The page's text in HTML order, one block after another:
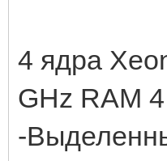
4 ядра
GHz RAM
-